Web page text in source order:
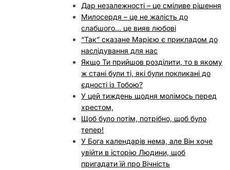
Дар незалежності – це сміливе рішення
Милосердя – це не жалість до
слабшого… це вияв любові
“Так” сказане Марією є прикладом до
наслідування для нас
Якщо Ти прийшов розділити, то в якому
ж стані були ті, які були покликані до
єдності із Тобою?
У цей тиждень щодня молімось перед
хрестом,
Щоб було потім, потрібно, щоб було
тепер!
У Бога календарів нема, але Він хоче
увійти в історію Людини, щоб
пригадати їй про Вічність